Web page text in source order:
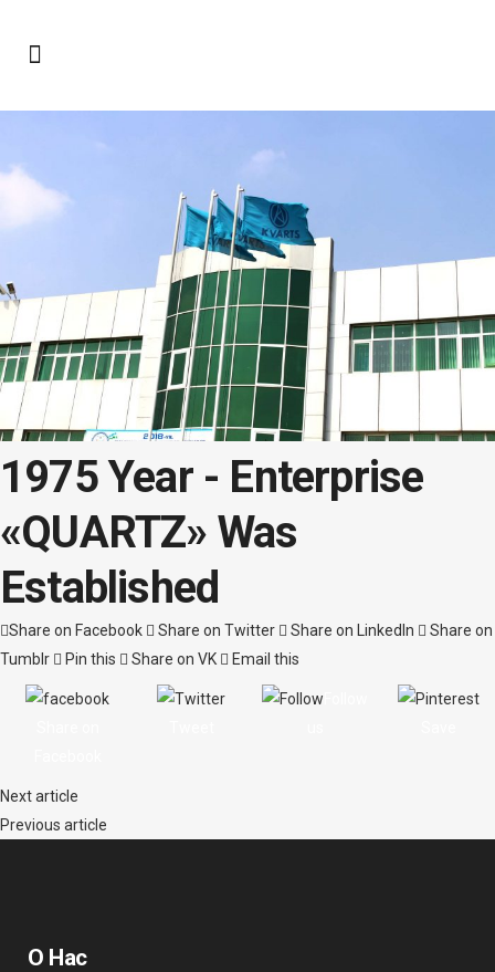
1975 Year - Enterprise
«QUARTZ» Was
Established
Share on Facebook Share on Twitter Share on LinkedIn
Share on
Tumblr
Pin this Share on VK Email this
Next article
Previous article
О Нас